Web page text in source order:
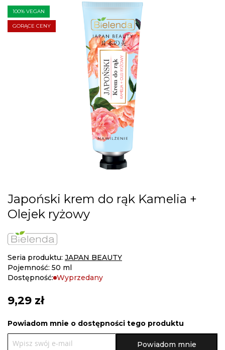
the
end
of
the
100% VEGAN
GORĄCE CENY
Skip
to
the
of
the
images
gallery
Japoński krem do rąk Kamelia +
Olejek ryżowy
Seria produktu: JAPAN BEAUTY
Pojemność: 50 ml
Dostępność: Wyprzedany
9,29 zł
Powiadom mnie o dostępności tego produktu
Powiadom mnie